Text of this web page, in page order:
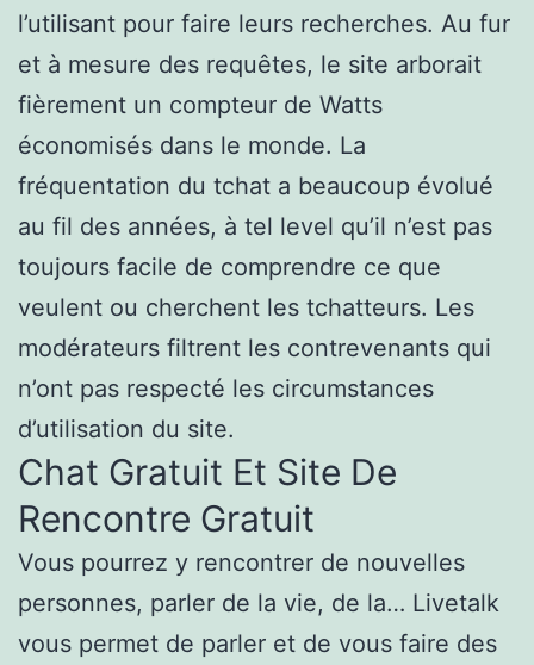
l’utilisant pour faire leurs recherches. Au fur
et à mesure des requêtes, le site arborait
fièrement un compteur de Watts
économisés dans le monde. La
fréquentation du tchat a beaucoup évolué
au fil des années, à tel level qu’il n’est pas
toujours facile de comprendre ce que
veulent ou cherchent les tchatteurs. Les
modérateurs filtrent les contrevenants qui
n’ont pas respecté les circumstances
d’utilisation du site.
Chat Gratuit Et Site De
Rencontre Gratuit
Vous pourrez y rencontrer de nouvelles
personnes, parler de la vie, de la… Livetalk
vous permet de parler et de vous faire des